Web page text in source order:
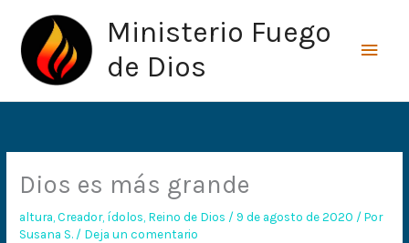
contenido
Ministerio Fuego
de Dios
Dios es más grande
altura ,Creador, ídolos Reino de Dios /9 de agosto de 2020 / Por
Susana S. / Deja un comentario